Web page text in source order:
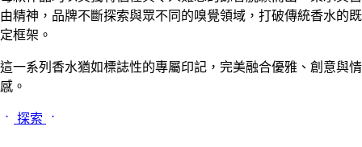
由精神，品牌不斷探索與眾不同的嗅覺領域，打破傳統香水的既
定框架。
這一系列香水猶如標誌性的專屬印記，完美融合優雅、創意與情
感。
探索